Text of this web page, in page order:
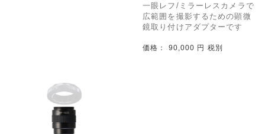
一眼レフ/ミラーレスカメラで
広範囲を撮影するための顕微
鏡取り付けアダプターです
価格： 90,000 円 税別